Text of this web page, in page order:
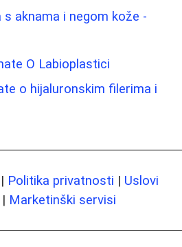
s aknama i negom kože -
O Labioplastici
o hijaluronskim filerima i
| Politika privatnosti | Uslovi
| Marketinški servisi